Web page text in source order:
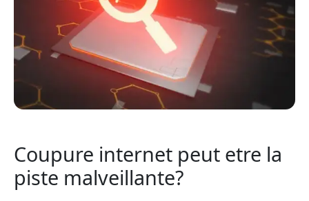
Coupure internet peut etre la
piste malveillante?